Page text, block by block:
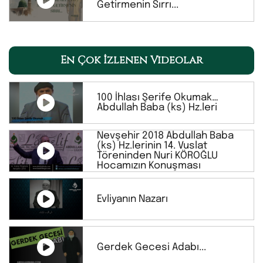
Getirmenin Sırrı...
En Çok İzlenen Videolar
100 İhlası Şerife Okumak…
Abdullah Baba (ks) Hz.leri
Nevşehir 2018 Abdullah Baba
(ks) Hz.lerinin 14. Vuslat
Töreninden Nuri KÖROĞLU
Hocamızın Konuşması
Evliyanın Nazarı
Gerdek Gecesi Adabı...